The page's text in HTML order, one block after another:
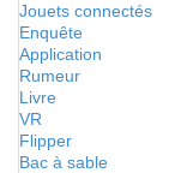
Jouets connectés
Enquête
Application
Rumeur
Livre
VR
Flipper
Bac à sable